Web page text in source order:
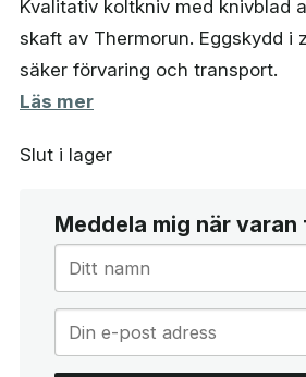
Kvalitativ koltkniv med knivblad
skaft av Thermorun. Eggskydd
säker förvaring och transport.
Läs mer
Slut i lager
Meddela mig när